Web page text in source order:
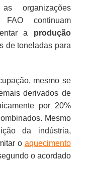
organizações
FAO continuam
a produção
de toneladas para
mesmo se
derivados de
por 20%
Mesmo
da indústria,
o aquecimento
o acordado